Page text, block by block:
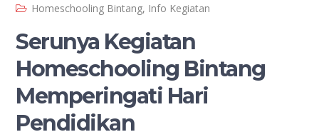
Homeschooling Bintang, Info Kegiatan
Serunya Kegiatan
Homeschooling Bintang
Memperingati Hari
Pendidikan